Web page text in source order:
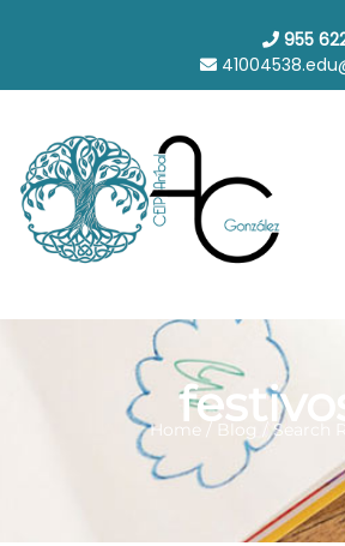
955
festivos
Home / Blog / Search